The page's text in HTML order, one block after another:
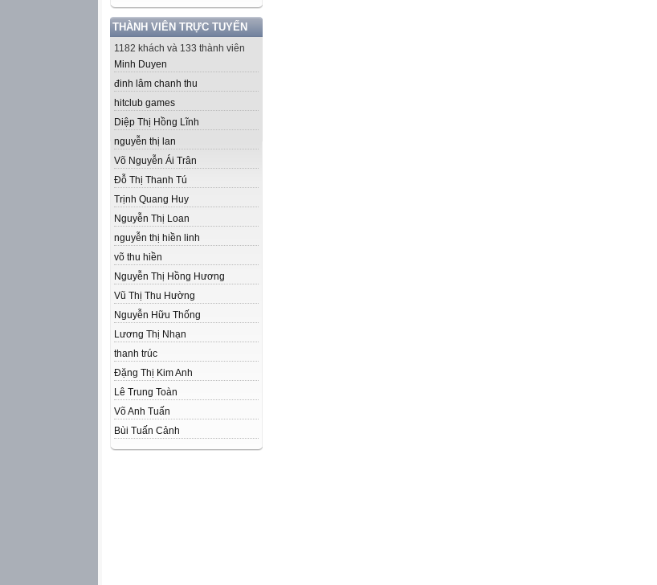
THÀNH VIÊN TRỰC TUYẾN
1182 khách và 133 thành viên
Minh Duyen
đinh lâm chanh thu
hitclub games
Diệp Thị Hồng Lĩnh
nguyễn thị lan
Võ Nguyễn Ái Trân
Đỗ Thị Thanh Tú
Trịnh Quang Huy
Nguyễn Thị Loan
nguyễn thị hiền linh
võ thu hiền
Nguyễn Thị Hồng Hương
Vũ Thị Thu Hường
Nguyễn Hữu Thống
Lương Thị Nhạn
thanh trúc
Đặng Thị Kim Anh
Lê Trung Toàn
Võ Anh Tuấn
Bùi Tuấn Cảnh